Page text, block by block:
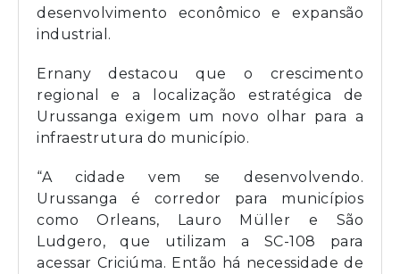
desenvolvimento econômico e expansão
industrial.
Ernany destacou que o crescimento
regional e a localização estratégica de
Urussanga exigem um novo olhar para a
infraestrutura do município.
“A cidade vem se desenvolvendo.
Urussanga é corredor para municípios
como Orleans, Lauro Müller e São
Ludgero, que utilizam a SC-108 para
acessar Criciúma. Então há necessidade de